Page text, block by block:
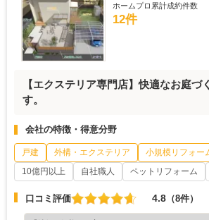
ホームプロ累計成約件数
12件
【エクステリア専門店】快適なお庭づ
す。
会社の特徴・得意分野
戸建 外構・エクステリア 小規模リフォー
10億円以上
自社職人 ペットリフォーム
口コミ評価 4.8 （8件）